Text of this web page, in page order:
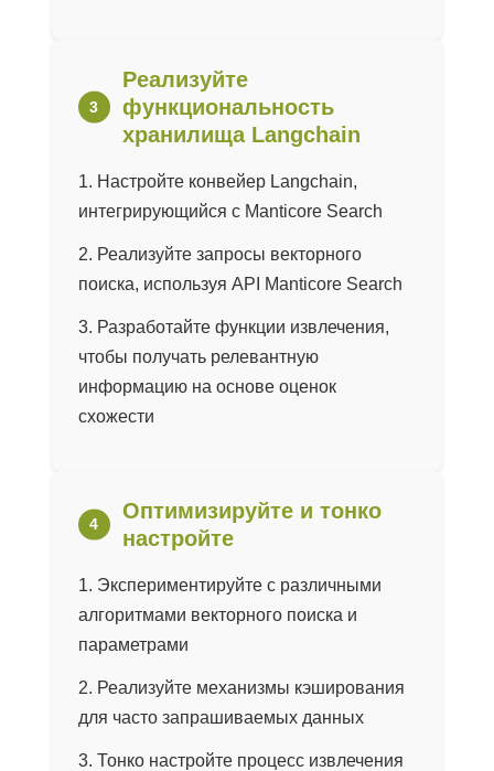
Реализуйте
функциональность
хранилища Langchain
Настройте конвейер Langchain,
интегрирующийся с Manticore Search
Реализуйте запросы векторного
поиска, используя API Manticore Search
Разработайте функции извлечения,
чтобы получать релевантную
информацию на основе оценок
схожести
Оптимизируйте и тонко
настройте
Экспериментируйте с различными
алгоритмами векторного поиска и
параметрами
Реализуйте механизмы кэширования
для часто запрашиваемых данных
Тонко настройте процесс извлечения